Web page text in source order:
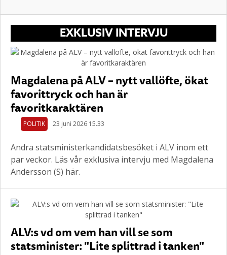
EXKLUSIV INTERVJU
Magdalena på ALV – nytt vallöfte, ökat
favorittryck och han är
favoritkaraktären
POLITIK 23 juni 2026 15.33
Andra statsministerkandidatsbesöket i ALV inom ett
par veckor. Läs vår exklusiva intervju med Magdalena
Andersson (S) här.
ALV:s vd om vem han vill se som
statsminister: "Lite splittrad i tanken"